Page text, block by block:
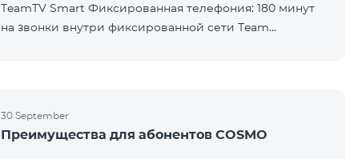
TeamTV Smart Фиксированная телефония: 180 минут
на звонки внутри фиксированной сети Team
30 September
Преимущества для абонентов COSMO